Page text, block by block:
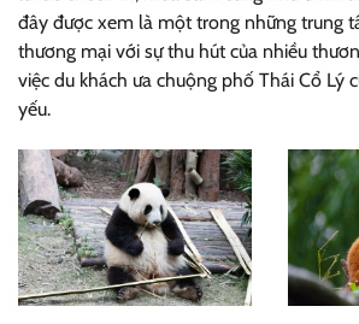
đây được xem là một trong những trung
thương mại với sự thu hút của nhiều
việc du khách ưa chuộng phố Thái Cổ Lý
yếu.